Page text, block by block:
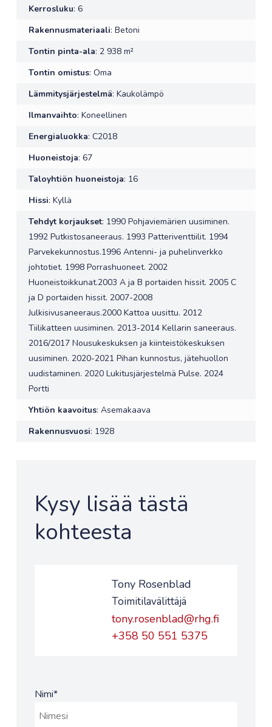
Kerrosluku: 6
Rakennusmateriaali: Betoni
Tontin pinta-ala: 2 938 m²
Tontin omistus: Oma
Lämmitysjärjestelmä: Kaukolämpö
Ilmanvaihto: Koneellinen
Energialuokka: C2018
Huoneistoja: 67
Taloyhtiön huoneistoja: 16
Hissi: Kyllä
Tehdyt korjaukset: 1990 Pohjaviemärien uusiminen.
1992 Putkistosaneeraus. 1993 Patteriventtiilit. 1994
Parvekekunnostus.1996 Antenni- ja puhelinverkko
johtotiet. 1998 Porrashuoneet. 2002
Huoneistoikkunat.2003 A ja B portaiden hissit. 2005 C
ja D portaiden hissit. 2007-2008
Julkisivusaneeraus.2000 Kattoa uusittu. 2012
Tiilikatteen uusiminen. 2013-2014 Kellarin saneeraus.
2016/2017 Nousukeskuksen ja kiinteistökeskuksen
uusiminen. 2020-2021 Pihan kunnostus, jätehuollon
uudistaminen. 2020 Lukitusjärjestelmä Pulse. 2024
Portti
Yhtiön kaavoitus: Asemakaava
Rakennusvuosi: 1928
Kysy lisää tästä
kohteesta
Tony Rosenblad
Toimitilavälittäjä
tony.rosenblad@rhg.fi
+358 50 551 5375
Nimi*